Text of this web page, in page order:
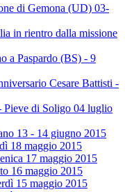
di Gemona (UD) 03-
in rientro dalla missione
a Paspardo (BS) - 9
Cesare Battisti -
Pieve di Soligo 04 luglio
13 - 14 giugno 2015
18 maggio 2015
17 maggio 2015
16 maggio 2015
15 maggio 2015